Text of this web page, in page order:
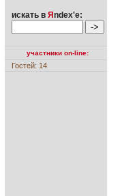
искать в Я ndex'е:
участники on-line:
Гостей: 14